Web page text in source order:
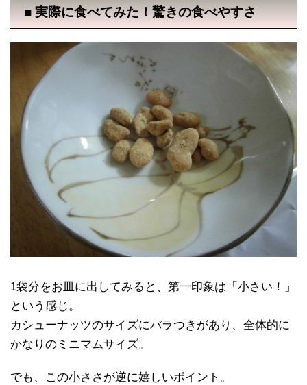
■ 実際に食べてみた！驚きの食べやすさ
1袋分をお皿に出してみると、第一印象は「小さい！」
という感じ。
カシューナッツのサイズにバラつきがあり、全体的に
かなりのミニマムサイズ。
でも、この小ささが逆に嬉しいポイント。